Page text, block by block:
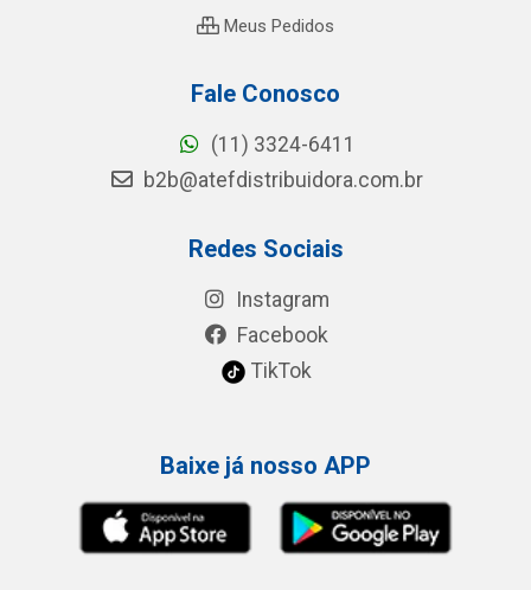
Meus Pedidos
Fale Conosco
(11) 3324-6411
b2b@atefdistribuidora.com.br
Redes Sociais
Instagram
Facebook
TikTok
Baixe já nosso APP